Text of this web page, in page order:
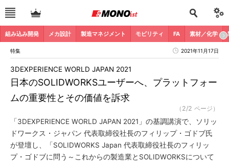
組み込み開発 メカ設計 製造マネジメント モビリティ FA 素材／化学
特集 2021年11月17日
日本のSOLIDWORKSユーザーへ、プラットフォー
ムの重要性とその価値を訴求
3DEXPERIENCE WORLD JAPAN 2021
（2/2 ページ）
「3DEXPERIENCE WORLD JAPAN 2021」の基調講演で、ソリッ
ドワークス・ジャパン 代表取締役社長のフィリップ・ゴドブ氏
が登壇し、「SOLIDWORKS Japan 代表取締役社長のフィリッ
プ・ゴドブに問う～これからの製造業とSOLIDWORKSについて